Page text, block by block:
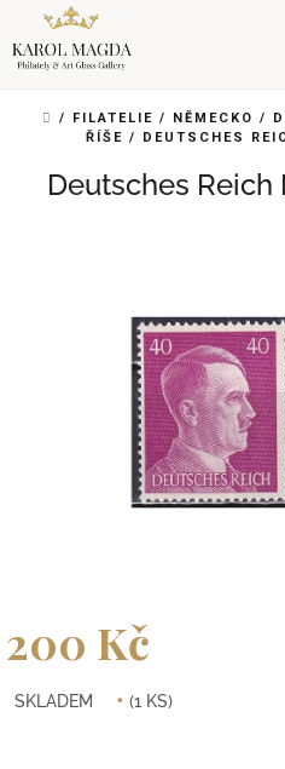
obsah
DOMŮ
/ FILATELIE / NĚMECKO /
ŘÍŠE / DEUTSCHES
Deutsches Reich
200 Kč
cena:
SKLADEM (1 KS)